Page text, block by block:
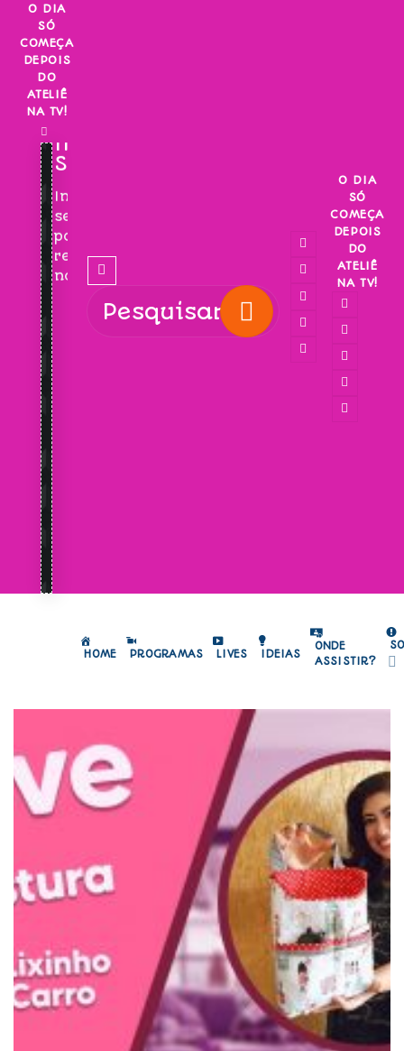
Skip
content
O DIA
SÓ
COMEÇA
DEPOIS
DO
ATELIÊ
NA TV!
INSCREVA-
SE!
Inscreva-
se
para
receber
novidades!
O DIA
SÓ
COMEÇA
DEPOIS
DO
ATELIÊ
NA TV!
HOME PROGRAMAS LIVES IDEIAS
ONDE
ASSISTIR?